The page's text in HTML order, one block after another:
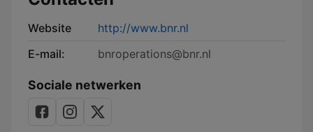
Website
http://www.bnr.nl
E-mail:
bnroperations@bnr.nl
Sociale netwerken